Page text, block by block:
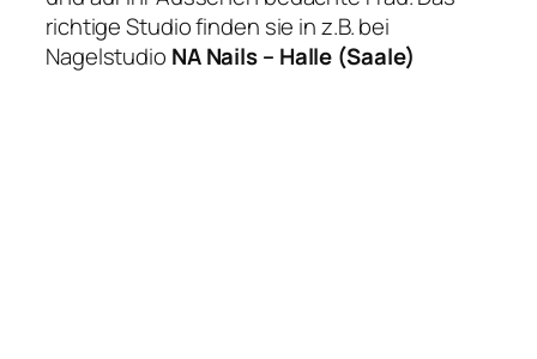
richtige Studio finden sie in z.B. bei
Nagelstudio NA Nails – Halle (Saale)